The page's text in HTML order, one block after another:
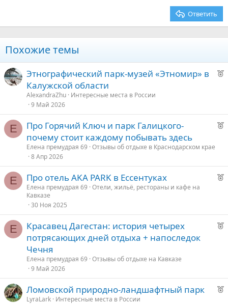
Ответить
Похожие темы
Р
е
е
Этнографический парк-музей «Этномир» в
Калужской области
AlexandraZhu Интересные места в России
9 Май 2026
Е
Р
е
е
Про Горячий Ключ и парк Галицкого-
почему стоит каждому побывать здесь
Елена премудрая 69 Отзывы об отдыхе в Краснодарском крае
8 Апр 2026
Е
Р
Про отель AKA PARK в Ессентуках
Елена премудрая 69 Отели, жильё, рестораны и кафе на
Кавказе
30 Ноя 2025
Е
Р
е
н
Красавец Дагестан: история четырех
потрясающих дней отдыха + напоследок
Чечня
Елена премудрая 69 Отзывы об отдыхе на Кавказе
9 Май 2026
Р
Ломовской природно-ландшафтный парк
LyraLark Интересные места в России